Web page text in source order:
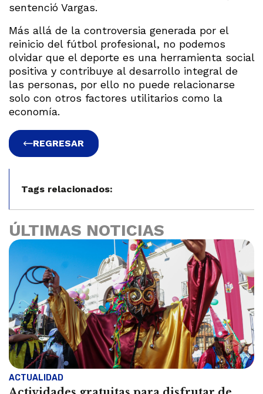
sentenció Vargas.
Más allá de la controversia generada por el
reinicio del fútbol profesional, no podemos
olvidar que el deporte es una herramienta social
positiva y contribuye al desarrollo integral de
las personas, por ello no puede relacionarse
solo con otros factores utilitarios como la
economía.
REGRESAR
Tags relacionados:
ÚLTIMAS NOTICIAS
ACTUALIDAD